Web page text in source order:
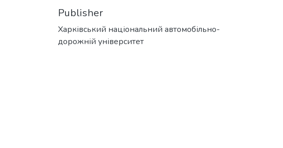
Publisher
Харківський національний автомобільно-
дорожній університет